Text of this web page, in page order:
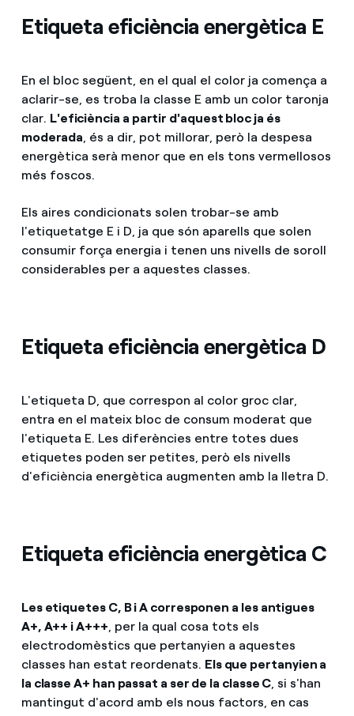
Etiqueta eficiència energètica E
En el bloc següent, en el qual el color ja comença a
aclarir-se, es troba la classe E amb un color taronja
clar. L'eficiència a partir d'aquest bloc ja és
moderada , és a dir, pot millorar, però la despesa
energètica serà menor que en els tons vermellosos
més foscos.
Els aires condicionats solen trobar-se amb
l'etiquetatge E i D, ja que són aparells que solen
consumir força energia i tenen uns nivells de soroll
considerables per a aquestes classes.
Etiqueta eficiència energètica D
L'etiqueta D, que correspon al color groc clar,
entra en el mateix bloc de consum moderat que
l'etiqueta E. Les diferències entre totes dues
etiquetes poden ser petites, però els nivells
d'eficiència energètica augmenten amb la lletra D.
Etiqueta eficiència energètica C
Les etiquetes C, B i A corresponen a les antigues
A+, A++ i A+++, per la qual cosa tots els
electrodomèstics que pertanyien a aquestes
classes han estat reordenats. Els que pertanyien a
la classe A+ han passat a ser de la classe C, si s'han
mantingut d'acord amb els nous factors, en cas